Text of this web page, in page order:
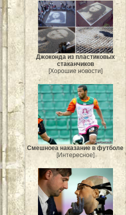
Джоконда из пластиковых
стаканчиков
[Хорошие новости]
Смешноеа наказание в футболе
[Интересное]